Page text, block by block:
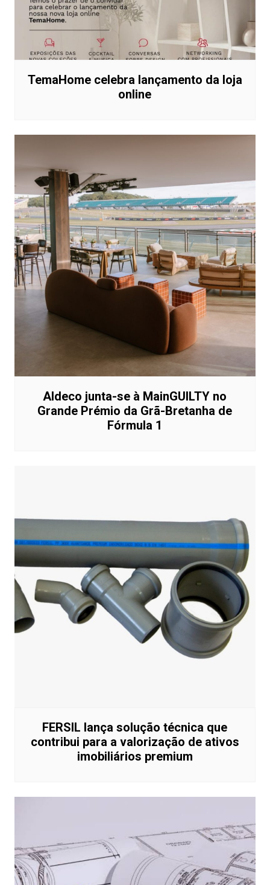
TemaHome celebra lançamento da loja
online
Aldeco junta-se à MainGUILTY no
Grande Prémio da Grã-Bretanha de
Fórmula 1
FERSIL lança solução técnica que
contribui para a valorização de ativos
imobiliários premium